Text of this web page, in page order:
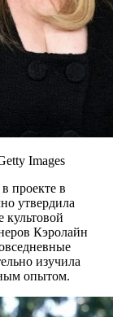
Images
проекте в
утвердила
Кэролайн
изучила
опытом.